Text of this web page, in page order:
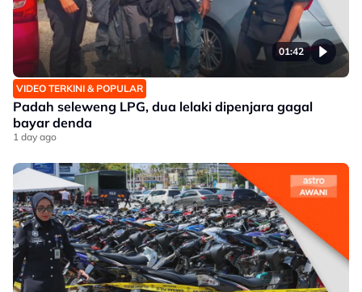
01:42
VIDEO TERKINI & POPULAR
Padah seleweng LPG, dua lelaki dipenjara gagal
bayar denda
1 day ago